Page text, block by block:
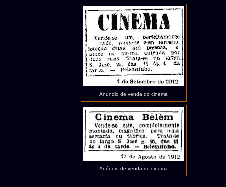
Anúncio de venda do cinema
Anúncio de venda do cinema